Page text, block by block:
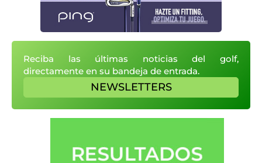
Reciba las últimas noticias del golf,
directamente en su bandeja de entrada.
NEWSLETTERS